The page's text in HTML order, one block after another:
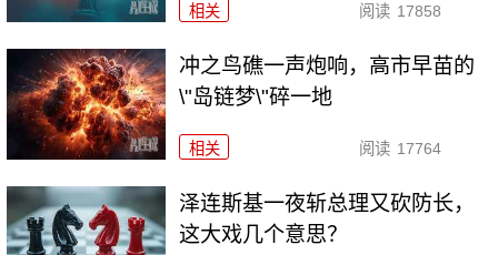
相关 阅读 17858
冲之鸟礁一声炮响，高市早苗的
\"岛链梦\"碎一地
相关 阅读 17764
泽连斯基一夜斩总理又砍防长，
这大戏几个意思？